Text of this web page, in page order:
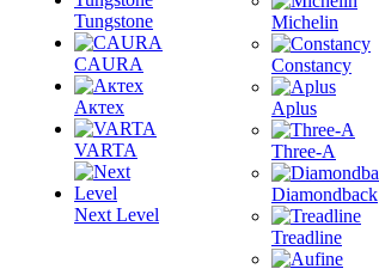
Tungstone
CAURA
Актех
VARTA
Next Level
Michelin
Constancy
Aplus
Three-A
Diamondback
Treadline